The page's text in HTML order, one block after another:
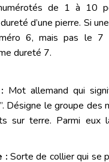
de 1 à 10
d’une pierre. Si
6, mais pas le
dureté 7.
Mot allemand qui
Désigne le groupe des
sur terre. Parmi eux
: Sorte de collier qui se